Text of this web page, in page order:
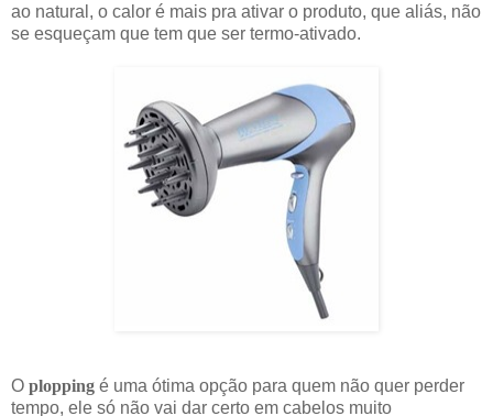
ao natural, o calor é mais pra ativar o produto, que aliás, não
se esqueçam que tem que ser termo-ativado.
O plopping é uma ótima opção para quem não quer perder
tempo, ele só não vai dar certo em cabelos muito